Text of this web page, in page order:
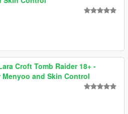
Croft Tomb Raider 18+ -
Menyoo and Skin Control